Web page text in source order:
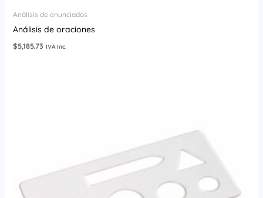
Análisis de enunciados
Análisis de oraciones
$5,185.73 IVA Inc.